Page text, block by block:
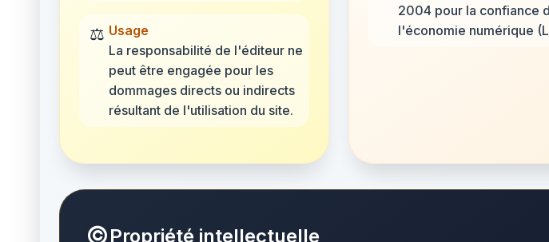
⚖️ Usage
La responsabilité de l'éditeur ne
peut être engagée pour les
dommages directs ou indirects
résultant de l'utilisation du site.
2004 pour la confiance
l'économie numérique
Propriété intellectuelle